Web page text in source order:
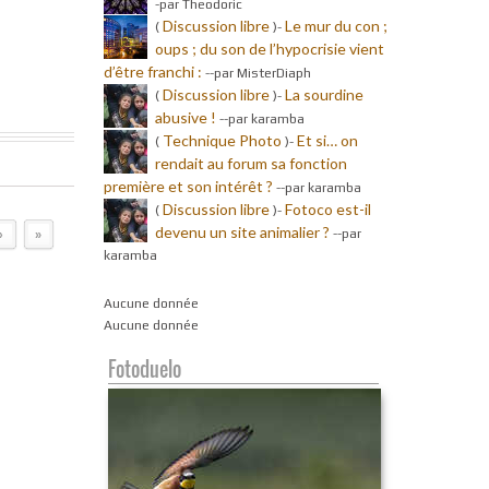
› »
-par Theodoric
( Discussion libre)- Le mur du con ;
oups ; du son de l’hypocrisie vient
d’être franchi : --par MisterDiaph
( Discussion libre)- La sourdine
abusive ! --par karamba
( Technique Photo )- Et si… on
rendait au forum sa fonction
première et son intérêt ? --par karamba
( Discussion libre)- Fotoco est-il
devenu un site animalier ? --par
karamba
Aucune donnée
Aucune donnée
Fotoduelo